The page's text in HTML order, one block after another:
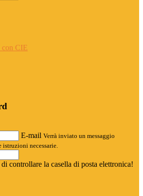
con CIE
E-mail Verrà inviato un messaggio
necessarie.
controllare la casella di posta elettronica!